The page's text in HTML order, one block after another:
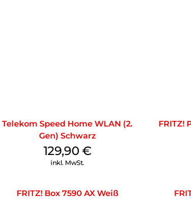
Telekom Speed Home WLAN (2.
Gen) Schwarz
129,90 €
inkl. MwSt.
FRITZ!
FRITZ! Box 7590 AX Weiß